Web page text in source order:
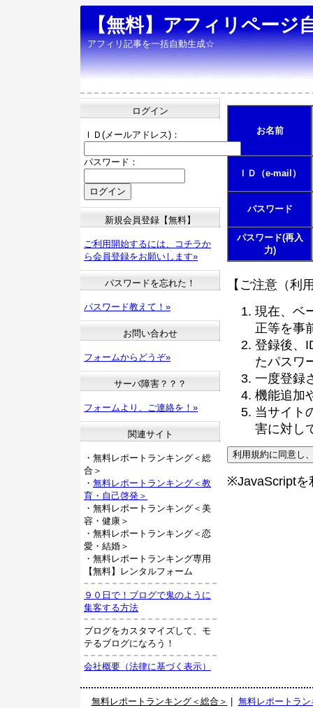
【無料】アフィリページ
アフィリ記事を一括自動生成☆
お名前
ＩＤ（e-mail）
パスワード
パスワード(再入
力)
【ご注意（利
現在、ベ
正等を事
登録後、
たパスワ
一度登録
機能追加
当サイト
害に対し
※JavaScriptを
ログイン
ＩＤ(メールアドレス)：
パスワード：
新規会員登録【無料】
ご利用開始するには、コチラか
ら会員登録をお願いします»
パスワードを忘れた！
パスワード教えて！»
お問い合わせ
フォームからどうぞ»
サーバ障害？？？
フォームより、ご連絡を！»
関連サイト
・無料レポートランキング＜総
合＞
・ 無料レポートランキング＜教
育・自己啓発＞
・無料レポートランキング＜美
容・健康＞
・無料レポートランキング＜恋
愛・結婚＞
・無料レポートランキング専用
【無料】レンタルフォーム
９０日で！ブログで鬼のように
集客する方法
ブログをカスタマイズして、モ
テるブログになろう！
会社概要（法律に基づく表示）
無料レポートランキング＜総合＞
無料レポートラ